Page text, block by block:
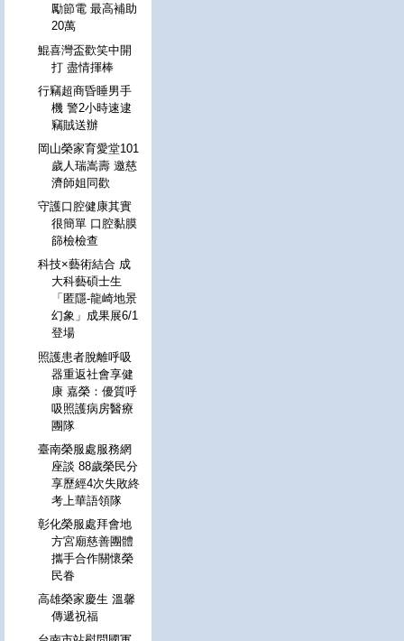
勵節電 最高補助
20萬
鯤喜灣盃歡笑中開
打 盡情揮棒
行竊超商昏睡男手
機 警2小時速逮
竊賊送辦
岡山榮家育愛堂101
歲人瑞嵩壽 邀慈
濟師姐同歡
守護口腔健康其實
很簡單 口腔黏膜
篩檢檢查
科技×藝術結合 成
大科藝碩士生
「匿隱-龍崎地景
幻象」成果展6/1
登場
照護患者脫離呼吸
器重返社會享健
康 嘉榮：優質呼
吸照護病房醫療
團隊
臺南榮服處服務網
座談 88歲榮民分
享歷經4次失敗終
考上華語領隊
彰化榮服處拜會地
方宮廟慈善團體
攜手合作關懷榮
民眷
高雄榮家慶生 溫馨
傳遞祝福